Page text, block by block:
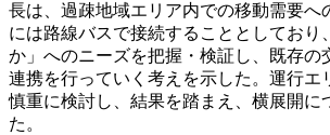
長は、過疎地域エリア内での移動需要へ
には路線バスで接続することとしており
か」へのニーズを把握・検証し、既存の
連携を行っていく考えを示した。運行エ
慎重に検討し、結果を踏まえ、横展開に
た。